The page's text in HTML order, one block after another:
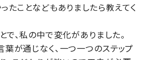
たことなどもありましたら教えてく
で、私の中で変化がありました。
葉が通じなく、一つ一つのステップ